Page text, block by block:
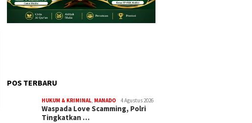
POS TERBARU
HUKUM & KRIMINAL, MANADO 4 Agustus 2026
Waspada Love Scamming, Polri
Tingkatkan …